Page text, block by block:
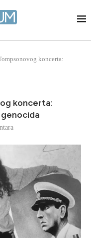
koncerta:
koncerta: